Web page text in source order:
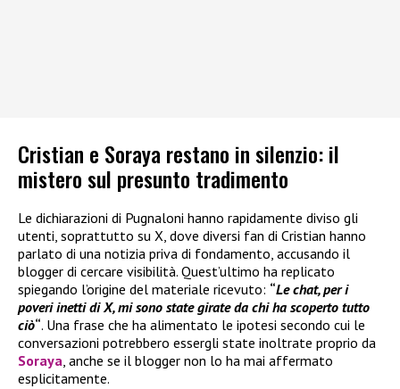
Cristian e Soraya restano in silenzio: il
mistero sul presunto tradimento
Le dichiarazioni di Pugnaloni hanno rapidamente diviso gli
utenti, soprattutto su X, dove diversi fan di Cristian hanno
parlato di una notizia priva di fondamento, accusando il
blogger di cercare visibilità. Quest’ultimo ha replicato
spiegando l’origine del materiale ricevuto: “Le chat, per i
poveri inetti di X, mi sono state girate da chi ha scoperto tutto
ciò“. Una frase che ha alimentato le ipotesi secondo cui le
conversazioni potrebbero essergli state inoltrate proprio da
Soraya, anche se il blogger non lo ha mai affermato
esplicitamente.